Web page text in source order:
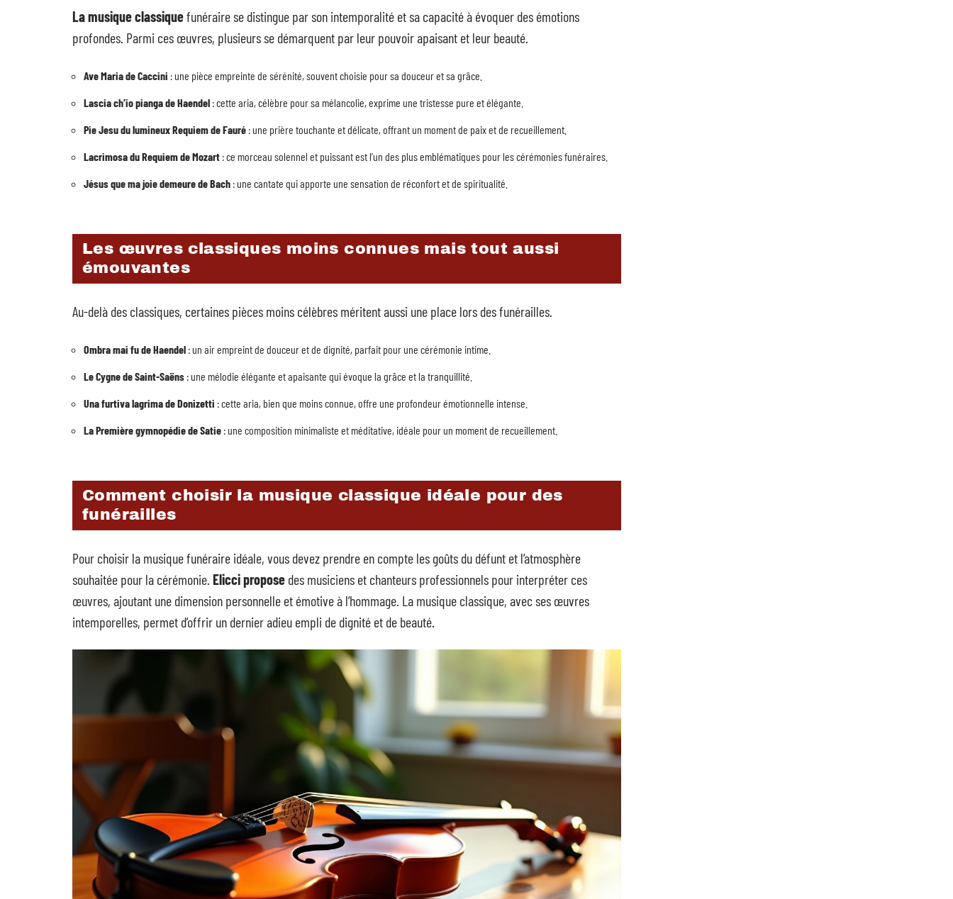
La musique classiquefunéraire se distingue par son intemporalité et sa capacité à évoquer des émotions
profondes. Parmi ces œuvres, plusieurs se démarquent par leur pouvoir apaisant et leur beauté.
Ave Maria de Caccini : une pièce empreinte de sérénité, souvent choisie pour sa douceur et sa grâce.
Lascia ch’io pianga de Haendel : cette aria, célèbre pour sa mélancolie, exprime une tristesse pure et élégante.
Pie Jesu du lumineux Requiem de Fauré : une prière touchante et délicate, offrant un moment de paix et de recueillement.
Lacrimosa du Requiem de Mozart : ce morceau solennel et puissant est l’un des plus emblématiques pour les cérémonies funéraires.
Jésus que ma joie demeure de Bach : une cantate qui apporte une sensation de réconfort et de spiritualité.
Les œuvres classiques moins connues mais tout aussi
émouvantes
Au-delà des classiques, certaines pièces moins célèbres méritent aussi une place lors des funérailles.
Ombra mai fu de Haendel : un air empreint de douceur et de dignité, parfait pour une cérémonie intime.
Le Cygne de Saint-Saëns : une mélodie élégante et apaisante qui évoque la grâce et la tranquillité.
Una furtiva lagrima de Donizetti : cette aria, bien que moins connue, offre une profondeur émotionnelle intense.
La Première gymnopédie de Satie : une composition minimaliste et méditative, idéale pour un moment de recueillement.
Comment choisir la musique classique idéale pour des
funérailles
Pour choisir la musique funéraire idéale, vous devez prendre en compte les goûts du défunt et l’atmosphère
souhaitée pour la cérémonie. Elicci propose des musiciens et chanteurs professionnels pour interpréter ces
œuvres, ajoutant une dimension personnelle et émotive à l’hommage. La musique classique, avec ses œuvres
intemporelles, permet d’offrir un dernier adieu empli de dignité et de beauté.